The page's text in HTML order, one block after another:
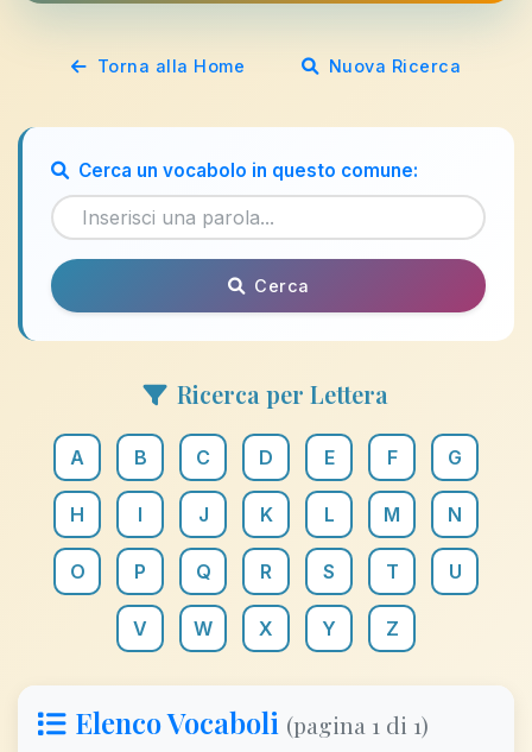
Torna alla Home Nuova Ricerca
Cerca un vocabolo in questo comune:
Cerca
Ricerca per Lettera
A B C D E F G
H I J K L M N
O P Q R S T U
V W X Y Z
Elenco Vocaboli (pagina 1 di 1)